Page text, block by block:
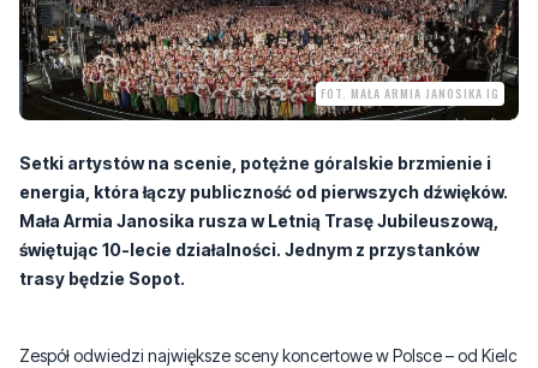
FOT. MAŁA ARMIA JANOSIKA IG
Setki artystów na scenie, potężne góralskie brzmienie i
energia, która łączy publiczność od pierwszych dźwięków.
Mała Armia Janosika rusza w Letnią Trasę Jubileuszową,
świętując 10-lecie działalności. Jednym z przystanków
trasy będzie Sopot.
Zespół odwiedzi największe sceny koncertowe w Polsce – od Kielc